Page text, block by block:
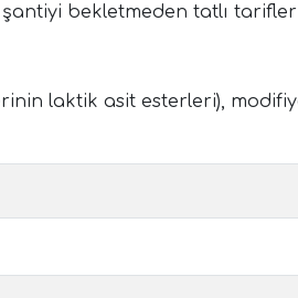
şantiyi bekletmeden tatlı
laktik asit esterleri),